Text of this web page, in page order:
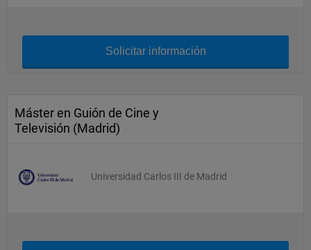
Solicitar información
Máster en Guión de Cine y
Televisión (Madrid)
Universidad Carlos III de Madrid